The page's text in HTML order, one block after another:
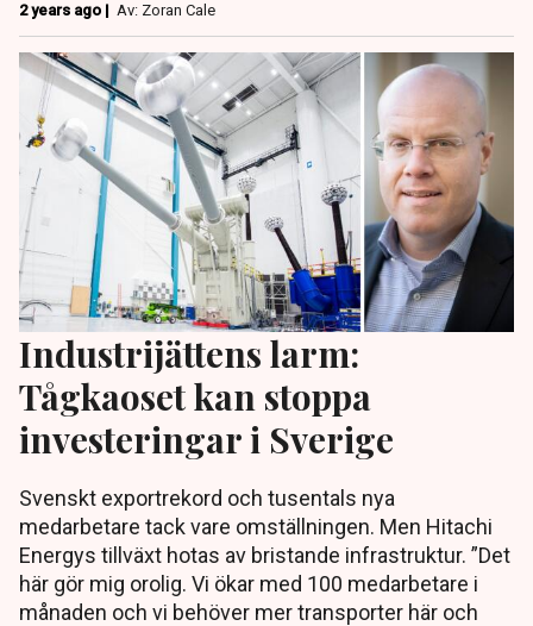
2 years ago | Av: Zoran Cale
Industrijättens larm:
Tågkaoset kan stoppa
investeringar i Sverige
Svenskt exportrekord och tusentals nya
medarbetare tack vare omställningen. Men Hitachi
Energys tillväxt hotas av bristande infrastruktur. ”Det
här gör mig orolig. Vi ökar med 100 medarbetare i
månaden och vi behöver mer transporter här och